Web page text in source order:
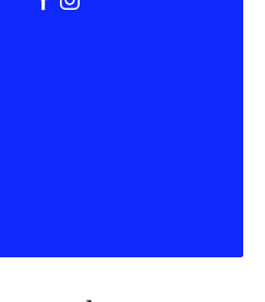
facebook
instagram